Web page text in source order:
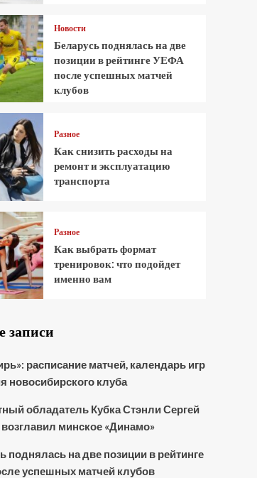
Новости
Беларусь поднялась на две
позиции в рейтинге УЕФА
после успешных матчей
клубов
Разное
Как снизить расходы на
ремонт и эксплуатацию
транспорта
Разное
Как выбрать формат
тренировок: что подойдет
именно вам
записи
расписание матчей, календарь игр
новосибирского клуба
обладатель Кубка Стэнли Сергей
минское «Динамо»
поднялась на две позиции в рейтинге
успешных матчей клубов